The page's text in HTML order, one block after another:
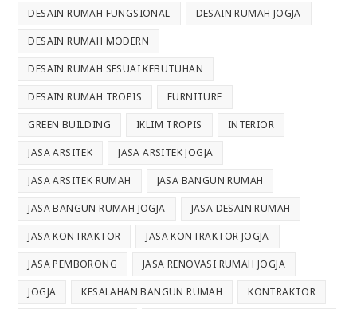
DESAIN RUMAH FUNGSIONAL DESAIN RUMAH JOGJA
DESAIN RUMAH MODERN
DESAIN RUMAH SESUAI KEBUTUHAN
DESAIN RUMAH TROPIS FURNITURE
GREEN BUILDING IKLIM TROPIS INTERIOR
JASA ARSITEK JASA ARSITEK JOGJA
JASA ARSITEK RUMAH JASA BANGUN RUMAH
JASA BANGUN RUMAH JOGJA JASA DESAIN RUMAH
JASA KONTRAKTOR JASA KONTRAKTOR JOGJA
JASA PEMBORONG JASA RENOVASI RUMAH JOGJA
JOGJA KESALAHAN BANGUN RUMAH KONTRAKTOR